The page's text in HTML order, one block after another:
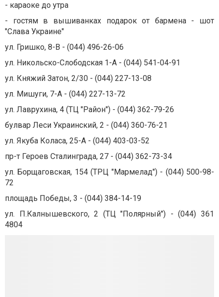
- караоке до утра
- гостям в вышиванках подарок от бармена - шот
"Слава Украине"
ул. Гришко, 8-В - (044) 496-26-06
ул. Никольско-Слободская 1-А - (044) 541-04-91
ул. Княжий Затон, 2/30 - (044) 227-13-08
ул. Мишуги, 7-А - (044) 227-13-72
ул. Лаврухина, 4 (ТЦ "Район") - (044) 362-79-26
булвар Леси Украинский, 2 - (044) 360-76-21
ул. Якуба Коласа, 25-А - (044) 403-03-52
пр-т Героев Сталинграда, 27 - (044) 362-73-34
ул. Борщаговская, 154 (ТРЦ "Мармелад") - (044) 500-98-
72
площадь Победы, 3 - (044) 384-14-19
ул. П.Калнышевского, 2 (ТЦ "Полярный") - (044) 361
4804